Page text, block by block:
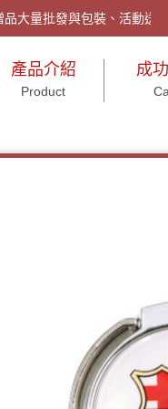
量批發與包裝、活動
產品介紹
Product
成